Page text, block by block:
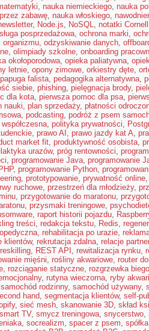
, nauka niemieckiego, nauka
zabawę, nauka włoskiego,
, Node.js, NoSQL, notatki Cornell
posprzedażowa, ochrona marki,
organizmu, odzyskiwanie danych,
, olimpiady szkolne, onboarding
okołoporodowa, opieka paliatywna,
letnie, opony zimowe, orkiestry dęte,
papuga falista, pedagogika alternatywna,
siebie, phishing, pielęgnacja brody,
dla kota, pierwsza pomoc dla psa,
nauki, plan sprzedaży, płatności
, podcasting, podróż z psem
, polityka prywatności,
, prawo AI , prawo jazdy kat A,
market fit, produktywność osobista,
urazów, próg rentowności,
, programowanie Java, programowanie
, programowanie Python,
, prototypowanie, prywatność online
ruchowe, przestrzeń dla młodzieży,
, przygotowanie do maratonu,
, przysmaki treningowe,
, raport historii pojazdu,
treści, redakcja tekstu, Redis,
, rehabilitacja po urazie,
klientów, rekrutacja zdalna, relacje
reskilling, REST API , rewitalizacja rynku,
mięśni, rośliny akwariowe, router
, rozciąganie statyczne, rozgrzewka
, rutyna wieczorna, ryby
samochód rodzinny, samochód używany,
hand, segmentacja klientów, self-
, sieć mesh, skanowanie 3D, skład
smart TV, smycz treningowa, snycerstwo,
, socrealizm, spacer z psem,